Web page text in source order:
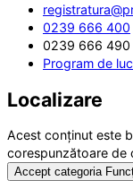
0239 666 400
0239 666 490
Program de
Localizare
Acest conținut este
corespunzătoare de
Accept categoria